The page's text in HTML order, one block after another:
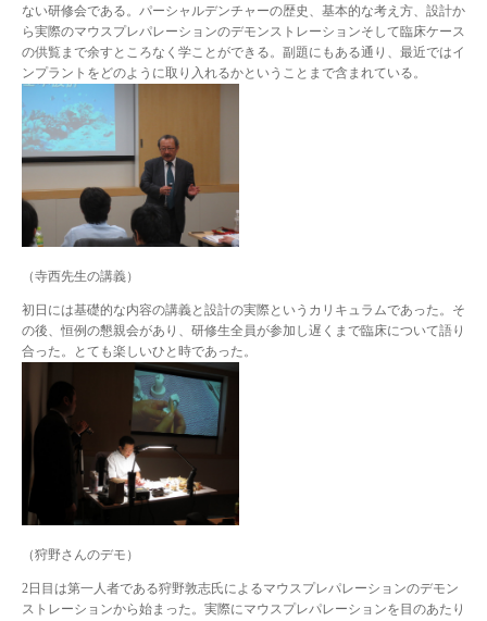
ない研修会である。パーシャルデンチャーの歴史、基本的な考え方、設計か
ら実際のマウスプレパレーションのデモンストレーションそして臨床ケース
の供覧まで余すところなく学ことができる。副題にもある通り、最近ではイ
ンプラントをどのように取り入れるかということまで含まれている。
（寺西先生の講義）
初日には基礎的な内容の講義と設計の実際というカリキュラムであった。そ
の後、恒例の懇親会があり、研修生全員が参加し遅くまで臨床について語り
合った。とても楽しいひと時であった。
（狩野さんのデモ）
2日目は第一人者である狩野敦志氏によるマウスプレパレーションのデモン
ストレーションから始まった。実際にマウスプレパレーションを目のあたり